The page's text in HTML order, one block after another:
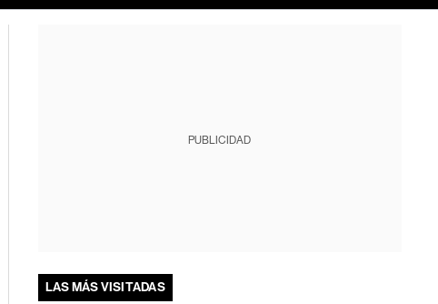
PUBLICIDAD
LAS MÁS VISITADAS